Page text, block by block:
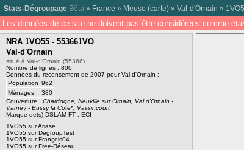
Stats-Dégroupage Bêta » France » Meuse (carte) » Val-d'Ornain »
Les données de ce site ne doivent pas être considérées comme
NRA 1VO55 - 553661VO
Val-d'Ornain
situé à Val-d'Ornain (55366)
Nombre de lignes : 800
Données du recensement de 2007 pour Val-d'Ornain :
Population 962
Ménages
380
Couverture : Chardogne, Neuville sur Ornain, Val d'Ornain -
Varney - Bussy la Cote*, Vassincourt
Marque de(s) DSLAM FT : ECI
1VO55 sur Ariase
1VO55 sur DegroupTest
1VO55 sur François04
1VO55 sur Free-Réseau